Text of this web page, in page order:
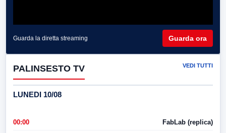
Guarda la diretta streaming Guarda ora
PALINSESTO TV VEDI TUTTI
LUNEDI 10/08
00:00 FabLab (replica)